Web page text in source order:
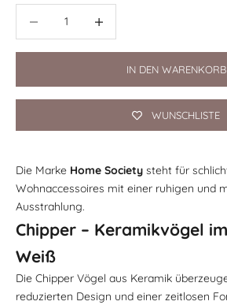
IN DEN WARENKORB
WUNSCHLISTE
Die Marke Home Society steht für
Wohnaccessoires mit einer ruhigen und
Ausstrahlung.
Chipper – Keramikvögel
Weiß
Die Chipper Vögel aus Keramik
reduzierten Design und einer zeitlosen